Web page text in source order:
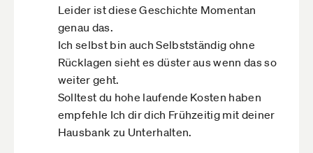
Leider ist diese Geschichte Momentan
genau das.
Ich selbst bin auch Selbstständig ohne
Rücklagen sieht es düster aus wenn das so
weiter geht.
Solltest du hohe laufende Kosten haben
empfehle Ich dir dich Frühzeitig mit deiner
Hausbank zu Unterhalten.